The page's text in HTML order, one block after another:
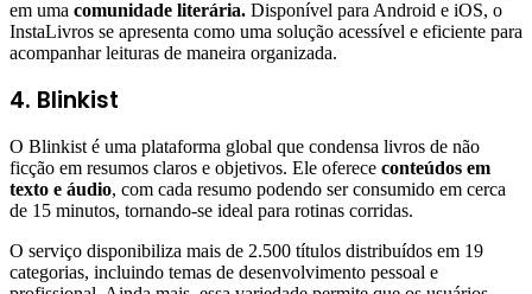
em uma comunidade literária. Disponível para Android e iOS, o
InstaLivros se apresenta como uma solução acessível e eficiente para
acompanhar leituras de maneira organizada.
4. Blinkist
O Blinkist é uma plataforma global que condensa livros de não
ficção em resumos claros e objetivos. Ele oferece conteúdos em
texto e áudio, com cada resumo podendo ser consumido em cerca
de 15 minutos, tornando-se ideal para rotinas corridas.
O serviço disponibiliza mais de 2.500 títulos distribuídos em 19
categorias, incluindo temas de desenvolvimento pessoal e